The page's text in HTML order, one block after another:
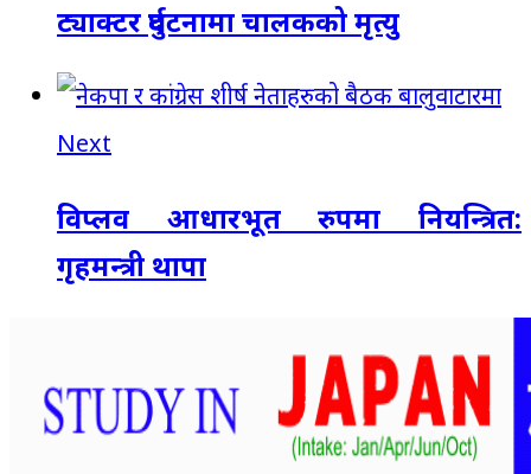
ट्याक्टर दुर्घटनामा चालकको मृत्यु
Next
विप्लव आधारभूत रुपमा नियन्त्रित:
गृहमन्त्री थापा